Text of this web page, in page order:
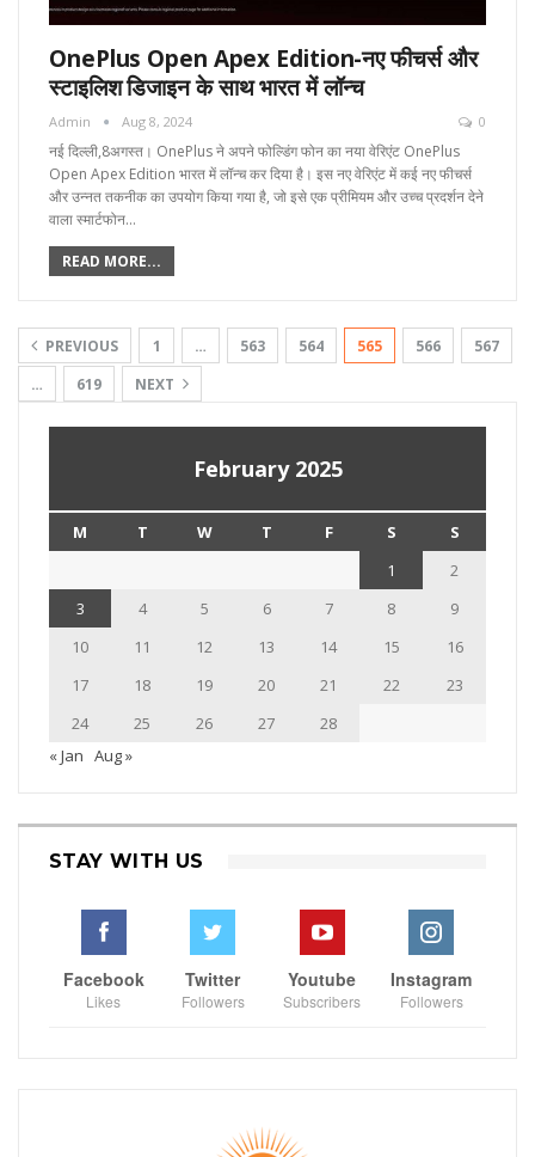
OnePlus Open Apex Edition-नए फीचर्स और
स्टाइलिश डिजाइन के साथ भारत में लॉन्च
Admin Aug 8, 2024 0
नई दिल्ली,8अगस्त। OnePlus ने अपने फोल्डिंग फोन का नया वेरिएंट OnePlus
Open Apex Edition भारत में लॉन्च कर दिया है। इस नए वेरिएंट में कई नए फीचर्स
और उन्नत तकनीक का उपयोग किया गया है, जो इसे एक प्रीमियम और उच्च प्रदर्शन देने
वाला स्मार्टफोन…
READ MORE...
PREVIOUS 1 … 563 564 565 566
567
…
619 NEXT
February 2025
M T W T F S
S
1
2
3
4 5 6 7 8
9
10
11 12 13 14 15
16
17
18 19 20 21 22
23
24
25 26 27
28
« Jan Aug »
STAY WITH US
Facebook
Likes
Twitter
Followers
Youtube
Subscribers
Instagram
Followers